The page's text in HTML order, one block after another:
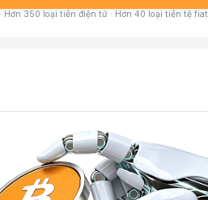
Hơn 350 loại tiền điện tử · Hơn 40 loại tiền tệ fiat